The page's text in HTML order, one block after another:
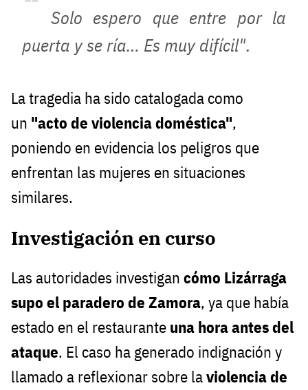
Solo espero que entre por la
puerta y se ría… Es muy difícil".
La tragedia ha sido catalogada como
un "acto de violencia doméstica",
poniendo en evidencia los peligros que
enfrentan las mujeres en situaciones
similares.
Investigación en curso
Las autoridades investigan cómo Lizárraga
supo el paradero de Zamora, ya que había
estado en el restaurante una hora antes del
ataque. El caso ha generado indignación y
llamado a reflexionar sobre laviolencia de